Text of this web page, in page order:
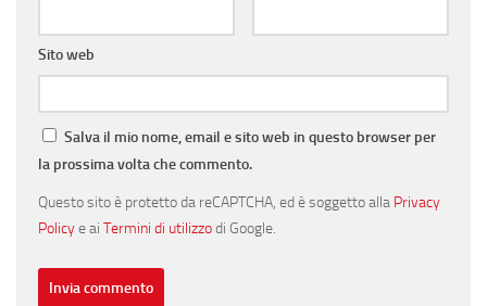
Sito web
Salva il mio nome, email e sito web in questo browser per
la prossima volta che commento.
Questo sito è protetto da reCAPTCHA, ed è soggetto alla Privacy
Policye ai Termini di utilizzodi Google.